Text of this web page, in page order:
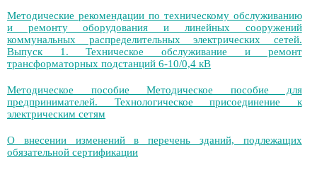
Методические рекомендации по техническому обслуживанию
и ремонту оборудования и линейных сооружений
коммунальных распределительных электрических сетей.
Выпуск 1. Техническое обслуживание и ремонт
трансформаторных подстанций 6-10/0,4 кВ
Методическое пособие Методическое пособие для
предпринимателей. Технологическое присоединение к
электрическим сетям
О внесении изменений в перечень зданий, подлежащих
обязательной сертификации